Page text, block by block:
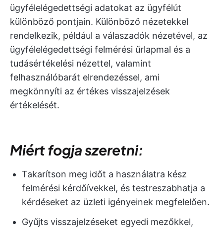
ügyfélelégedettségi adatokat az ügyfélút
különböző pontjain. Különböző nézetekkel
rendelkezik, például a válaszadók nézetével, az
ügyfélelégedettségi felmérési űrlapmal és a
tudásértékelési nézettel, valamint
felhasználóbarát elrendezéssel, ami
megkönnyíti az értékes visszajelzések
értékelését.
Miért fogja szeretni:
Takarítson meg időt a használatra kész
felmérési kérdőívekkel, és testreszabhatja a
kérdéseket az üzleti igényeinek megfelelően.
Gyűjts visszajelzéseket egyedi mezőkkel,